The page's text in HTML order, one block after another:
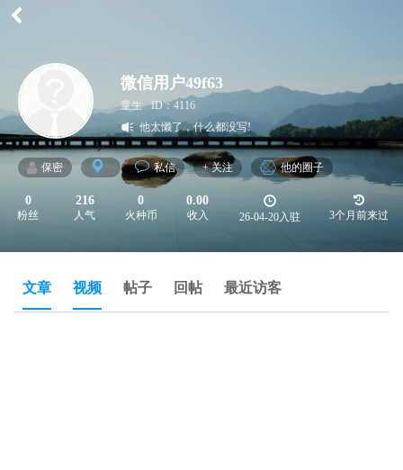
微信用户49f63
童生
ID：4116
他太懒了，什么都没写!
保密 私信 + 关注 他的圈子
0
粉丝
216
人气
0
火种币
0.00
收入 26-04-20入驻 3个月前来过
文章 视频 帖子 回帖 最近访客